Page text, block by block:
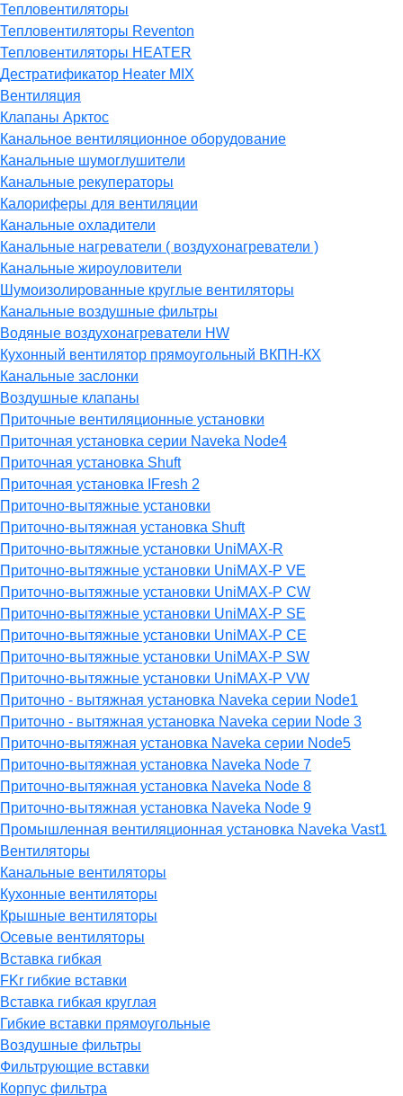
Тепловентиляторы
Тепловентиляторы Reventon
Тепловентиляторы HEATER
Дестратификатор Heater MIX
Вентиляция
Клапаны Арктос
Канальное вентиляционное оборудование
Канальные шумоглушители
Канальные рекуператоры
Калориферы для вентиляции
Канальные охладители
Канальные нагреватели ( воздухонагреватели )
Канальные жироуловители
Шумоизолированные круглые вентиляторы
Канальные воздушные фильтры
Водяные воздухонагреватели HW
Кухонный вентилятор прямоугольный ВКПН-КХ
Канальные заслонки
Воздушные клапаны
Приточные вентиляционные установки
Приточная установка серии Naveka Node4
Приточная установка Shuft
Приточная установка IFresh 2
Приточно-вытяжные установки
Приточно-вытяжная установка Shuft
Приточно-вытяжные установки UniMAX-R
Приточно-вытяжные установки UniMAX-P VE
Приточно-вытяжные установки UniMAX-P CW
Приточно-вытяжные установки UniMAX-P SE
Приточно-вытяжные установки UniMAX-P CE
Приточно-вытяжные установки UniMAX-P SW
Приточно-вытяжные установки UniMAX-P VW
Приточно - вытяжная установка Naveka серии Node1
Приточно - вытяжная установка Naveka серии Node 3
Приточно-вытяжная установка Naveka серии Node5
Приточно-вытяжная установка Naveka Node 7
Приточно-вытяжная установка Naveka Node 8
Приточно-вытяжная установка Naveka Node 9
Промышленная вентиляционная установка Naveka Vast1
Вентиляторы
Канальные вентиляторы
Кухонные вентиляторы
Крышные вентиляторы
Осевые вентиляторы
Вставка гибкая
FKr гибкие вставки
Вставка гибкая круглая
Гибкие вставки прямоугольные
Воздушные фильтры
Фильтрующие вставки
Корпус фильтра